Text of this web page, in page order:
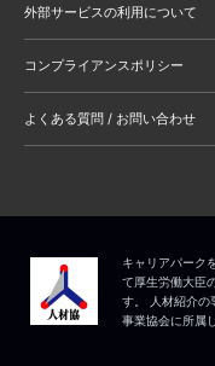
外部サービスの利用について
コンプライアンスポリシー
よくある質問 / お問い合わせ